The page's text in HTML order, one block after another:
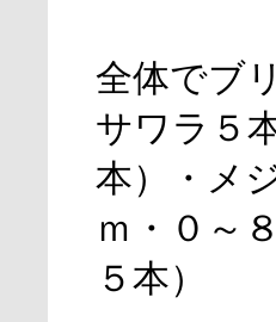
全体でブ
サワラ５
本）・メ
ｍ・０～
５本）